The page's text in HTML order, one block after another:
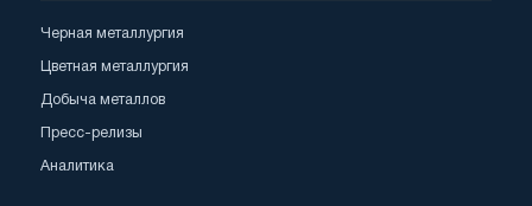
Черная металлургия
Цветная металлургия
Добыча металлов
Пресс-релизы
Аналитика